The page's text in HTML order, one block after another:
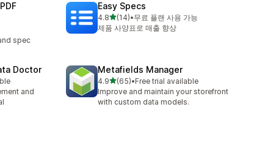
spec
Easy Specs
4.8별 5개 중
(14)
총 리뷰 14개
•무료 플랜 사용 가능
제품 사양표로 매출 향상
Doctor
and
Metafields Manager
4.9별 5개 중
(65)
총 리뷰 65개
•Free trial available
Improve and maintain your storefront
with custom data models.